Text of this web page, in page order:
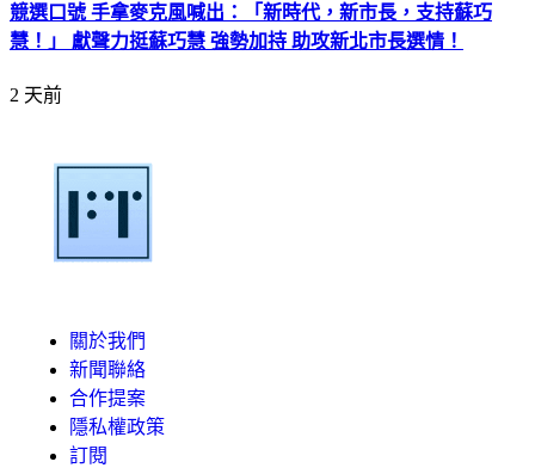
競選口號 手拿麥克風喊出：「新時代，新市長，支持蘇巧
慧！」 獻聲力挺蘇巧慧 強勢加持 助攻新北市長選情！
2 天前
關於我們
新聞聯絡
合作提案
隱私權政策
訂閱